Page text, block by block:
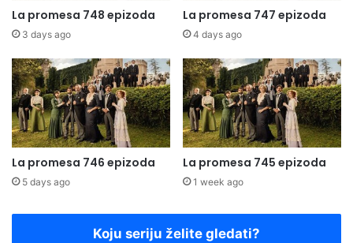
La promesa 748 epizoda
3 days ago
La promesa 747 epizoda
4 days ago
La promesa 746 epizoda
5 days ago
La promesa 745 epizoda
1 week ago
Koju seriju želite gledati?